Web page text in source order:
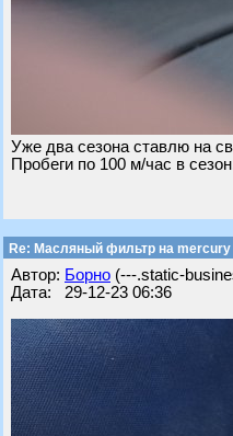
Уже два сезона ставлю на
Пробеги по 100 м/час в
Re: Масляный фильтр на mercury
Автор: Борно (---.static-
Дата: 29-12-23 06:36